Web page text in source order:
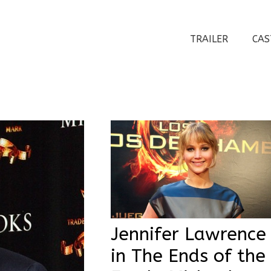
TRAILER
Jennifer Lawrence
in The Ends of the